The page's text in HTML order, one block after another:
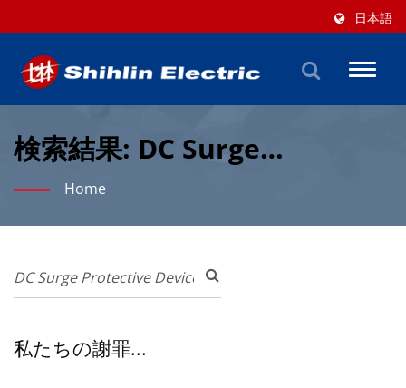
日本語
Toggle
検索結果: DC Surge
Protective Device (SPD) | 70
& Engineering Corporation
Home
私たちの謝罪...